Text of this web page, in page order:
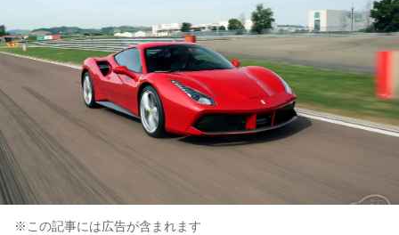
※この記事には広告が含まれます